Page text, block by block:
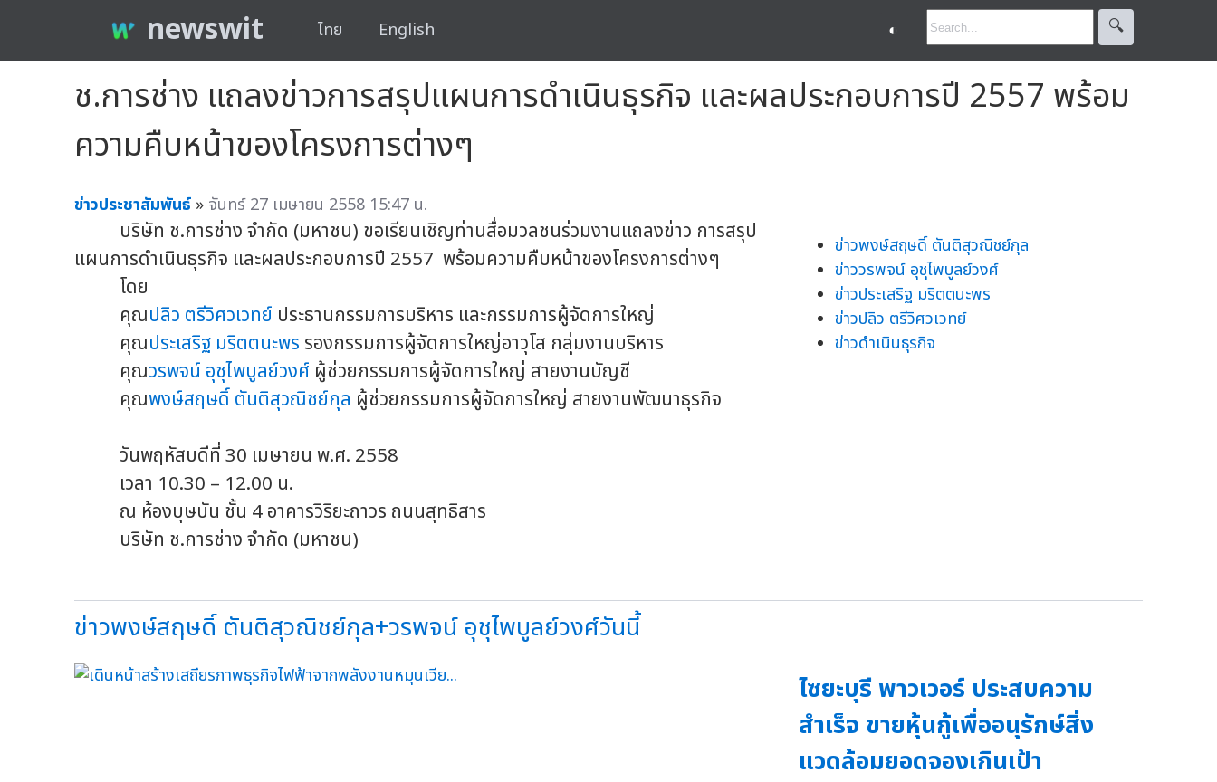
newswit ไทย English ◐ 🔍︎
ช.การช่าง แถลงข่าวการสรุปแผนการดำเนินธุรกิจ และผลประกอบการปี 2557 พร้อม
ความคืบหน้าของโครงการต่างๆ
ข่าวประชาสัมพันธ์ » จันทร์ 27 เมษายน 2558 15:47 น.
บริษัท ช.การช่าง จำกัด (มหาชน) ขอเรียนเชิญท่านสื่อมวลชนร่วมงานแถลงข่าว การสรุป
แผนการดำเนินธุรกิจ และผลประกอบการปี 2557 พร้อมความคืบหน้าของโครงการต่างๆ
โดย
คุณปลิว ตรีวิศวเวทย์ ประธานกรรมการบริหาร และกรรมการผู้จัดการใหญ่
คุณประเสริฐ มริตตนะพร รองกรรมการผู้จัดการใหญ่อาวุโส กลุ่มงานบริหาร
คุณวรพจน์ อุชุไพบูลย์วงศ์ ผู้ช่วยกรรมการผู้จัดการใหญ่ สายงานบัญชี
คุณพงษ์สฤษดิ์ ตันติสุวณิชย์กุล ผู้ช่วยกรรมการผู้จัดการใหญ่ สายงานพัฒนาธุรกิจ
วันพฤหัสบดีที่ 30 เมษายน พ.ศ. 2558
เวลา 10.30 – 12.00 น.
ณ ห้องบุษบัน ชั้น 4 อาคารวิริยะถาวร ถนนสุทธิสาร
บริษัท ช.การช่าง จำกัด (มหาชน)
ข่าวพงษ์สฤษดิ์ ตันติสุวณิชย์กุล
ข่าววรพจน์ อุชุไพบูลย์วงศ์
ข่าวประเสริฐ มริตตนะพร
ข่าวปลิว ตรีวิศวเวทย์
ข่าวดำเนินธุรกิจ
ข่าวพงษ์สฤษดิ์ ตันติสุวณิชย์กุล+วรพจน์ อุชุไพบูลย์วงศ์วันนี้
ไซยะบุรี พาวเวอร์ ประสบความ
สำเร็จ ขายหุ้นกู้เพื่ออนุรักษ์สิ่ง
แวดล้อมยอดจองเกินเป้า